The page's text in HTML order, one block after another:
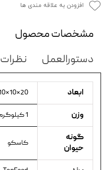
افزودن به علاقه مندی ها
مشخصات محصول
دستورالعمل
نظرات
ابعاد 20×10×10 سانتی‌متر
وزن 1 کیلوگرم
گونه
حیوان
کاسکو